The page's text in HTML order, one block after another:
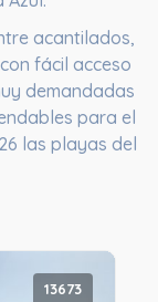
acantilados,
fácil acceso
demandadas
para el
las playas del
13673